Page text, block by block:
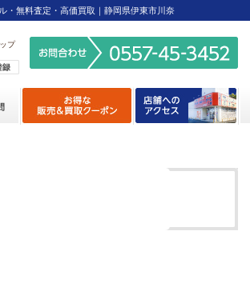
・無料査定・高価買取｜静岡県伊東市川奈
プ